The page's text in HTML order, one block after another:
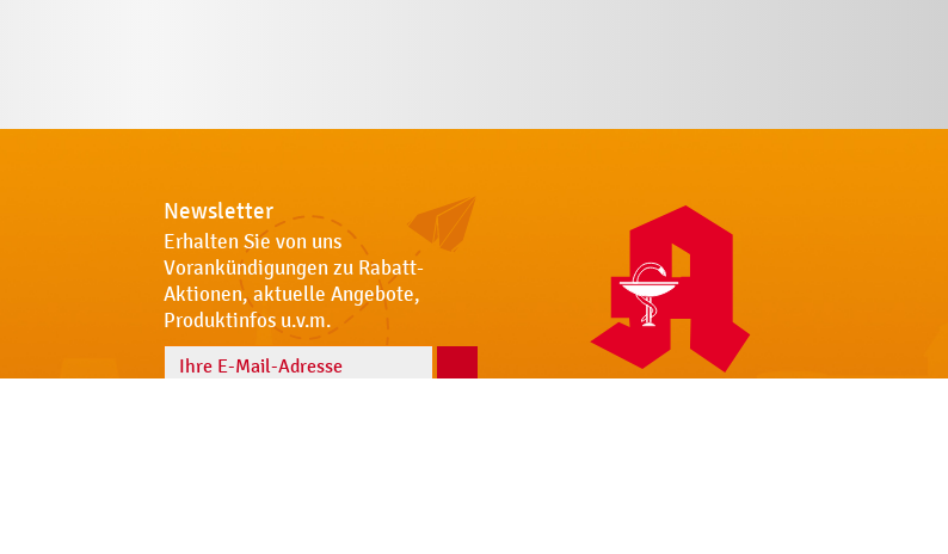
Newsletter
Erhalten Sie von uns
Vorankündigungen zu Rabatt-
Aktionen, aktuelle Angebote,
Produktinfos u.v.m.
Name